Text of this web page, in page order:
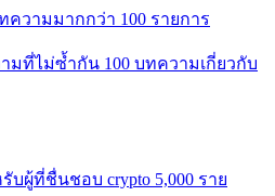
ความมากกว่า 100 รายการ
มที่ไม่ซ้ำกัน 100 บทความเกี่ยวกับ
รับผู้ที่ชื่นชอบ crypto 5,000 ราย